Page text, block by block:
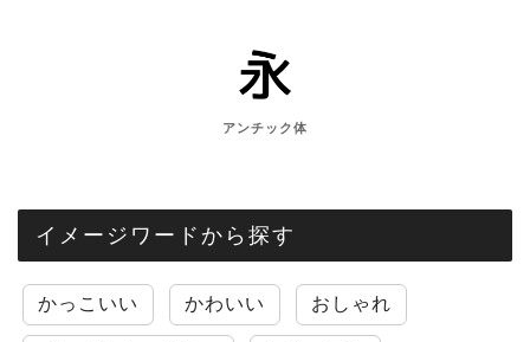
アンチック体
イメージワードから探す
かっこいい かわいい おしゃれ